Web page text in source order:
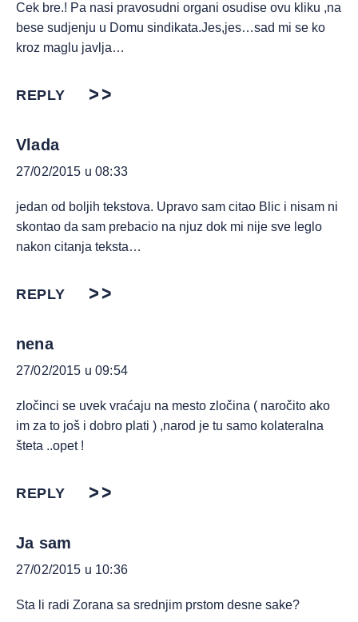
Cek bre.! Pa nasi pravosudni organi osudise ovu kliku ,na
bese sudjenju u Domu sindikata.Jes,jes…sad mi se ko
kroz maglu javlja…
REPLY
Vlada
27/02/2015 u 08:33
jedan od boljih tekstova. Upravo sam citao Blic i nisam ni
skontao da sam prebacio na njuz dok mi nije sve leglo
nakon citanja teksta…
REPLY
nena
27/02/2015 u 09:54
zločinci se uvek vraćaju na mesto zločina ( naročito ako
im za to još i dobro plati ) ,narod je tu samo kolateralna
šteta ..opet !
REPLY
Ja sam
27/02/2015 u 10:36
Sta li radi Zorana sa srednjim prstom desne sake?